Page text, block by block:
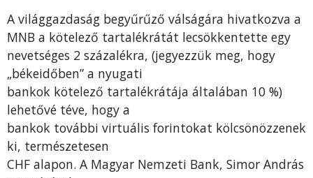
A világgazdaság begyűrűző válságára hivatkozva a
MNB a kötelező tartalékrátát lecsökkentette egy
nevetséges 2 százalékra, (jegyezzük meg, hogy
„békeidőben” a nyugati
bankok kötelező tartalékrátája általában 10 %)
lehetővé téve, hogy a
bankok további virtuális forintokat kölcsönözzenek
ki, természetesen
CHF alapon. A Magyar Nemzeti Bank, Simor András